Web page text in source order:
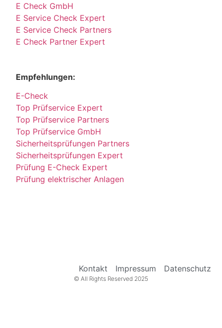
E Check GmbH
E Service Check Expert
E Service Check Partners
E Check Partner Expert
Empfehlungen:
E-Check
Top Prüfservice Expert
Top Prüfservice Partners
Top Prüfservice GmbH
Sicherheitsprüfungen Partners
Sicherheitsprüfungen Expert
Prüfung E-Check Expert
Prüfung elektrischer Anlagen
Kontakt Impressum Datenschutz
© All Rights Reserved 2025